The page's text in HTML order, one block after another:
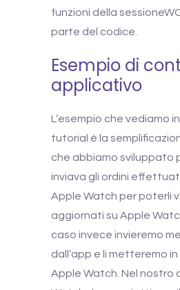
funzioni della
parte del codice.
Esempio di
applicativo
L’esempio che vediamo
tutorial è la
che abbiamo sviluppato
inviava gli ordini
Apple Watch per poterli
aggiornati su Apple
caso invece invieremo
dall’app e li metteremo
Apple Watch. Nel nostro